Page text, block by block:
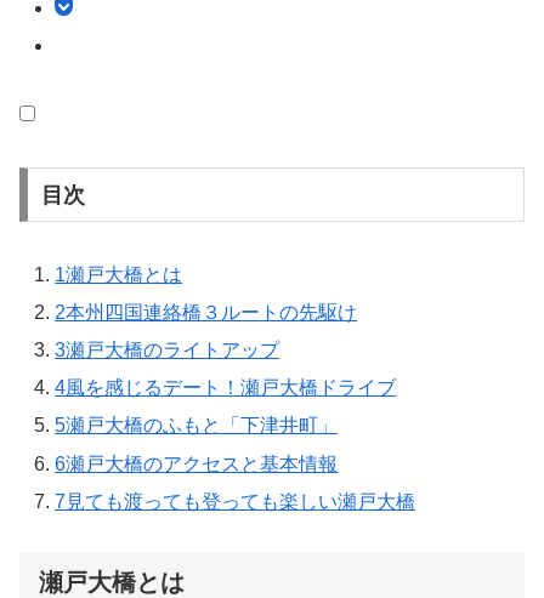
目次
1瀬戸大橋とは
2本州四国連絡橋３ルートの先駆け
3瀬戸大橋のライトアップ
4風を感じるデート！瀬戸大橋ドライブ
5瀬戸大橋のふもと「下津井町」
6瀬戸大橋のアクセスと基本情報
7 見ても渡っても登っても楽しい瀬戸大橋
瀬戸大橋とは